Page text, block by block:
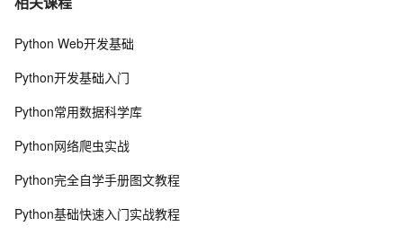
8 python join 和 split的常用使用方法
10python中使用and和or来实现其它语言中的?号表达式
Python Web开发基础
Python开发基础入门
Python常用数据科学库
Python网络爬虫实战
Python完全自学手册图文教程
Python基础快速入门实战教程